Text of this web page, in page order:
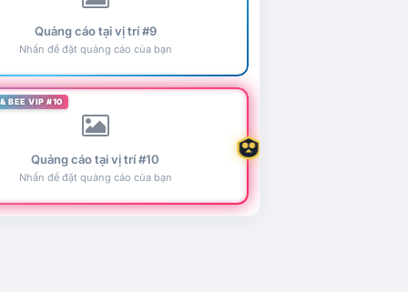
Quảng cáo tại vị trí #9
Nhấn để đặt quảng cáo của bạn
BEE VIP #10
Quảng cáo tại vị trí #10
Nhấn để đặt quảng cáo của bạn